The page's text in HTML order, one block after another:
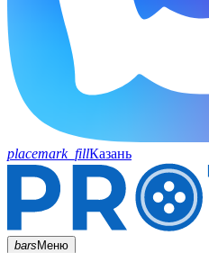
placemark_fillКазань
barsМеню